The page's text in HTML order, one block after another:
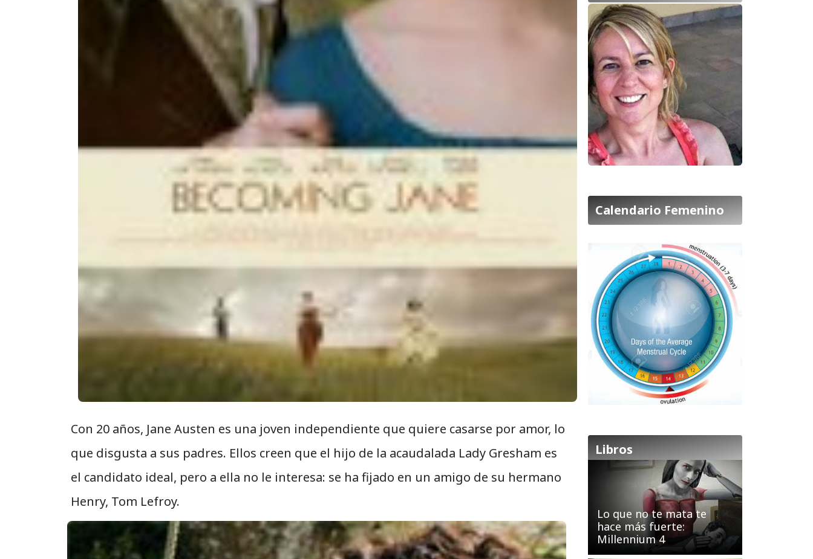
Con 20 años, Jane Austen es una joven independiente que quiere casarse por amor, lo
que disgusta a sus padres. Ellos creen que el hijo de la acaudalada Lady Gresham es
el candidato ideal, pero a ella no le interesa: se ha fijado en un amigo de su hermano
Henry, Tom Lefroy.
Calendario Femenino
Libros
Lo que no te mata te
hace más fuerte:
Millennium 4